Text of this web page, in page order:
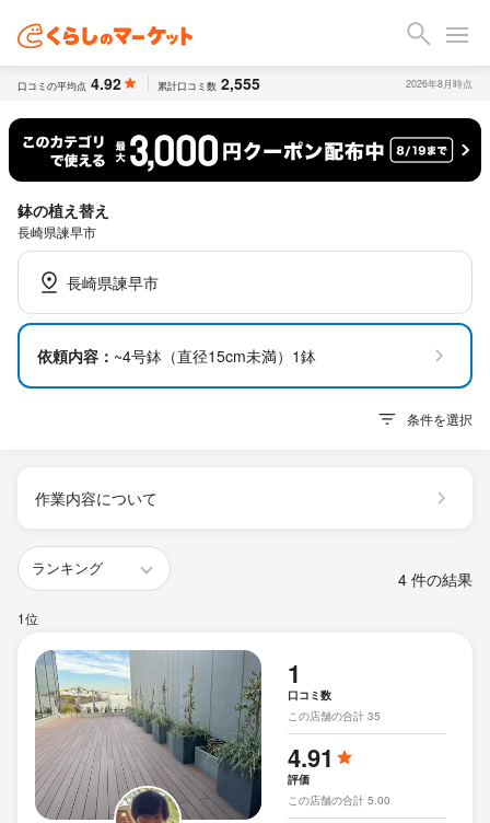
口コミの平均点 4.92 累計口コミ数 2,555 2026年8月時点
鉢の植え替え
長崎県諫早市
長崎県諫早市
依頼内容： ~4号鉢（直径15cm未満）1鉢
条件を選択
作業内容について
4 件の結果
1位
1
口コミ数
この店舗の合計 35
4.91
評価
この店舗の合計 5.00